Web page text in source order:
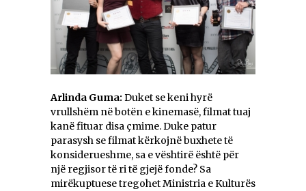
Arlinda Guma: Duket se keni hyrë
vrullshëm në botën e kinemasë, filmat tuaj
kanë fituar disa çmime. Duke patur
parasysh se filmat kërkojnë buxhete të
konsiderueshme, sa e vështirë është për
një regjisor të ri të gjejë fonde? Sa
mirëkuptuese tregohet Ministria e Kulturës